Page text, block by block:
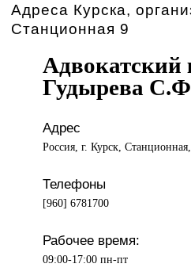
Адреса Курска,
Станционная 9
Адвокатский
Гудырева
Адрес
Россия, г. Курск,
Телефоны
[960] 6781700
Рабочее время:
09:00-17:00 пн-пт